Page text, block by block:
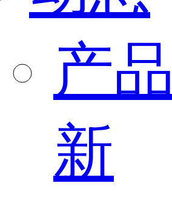
产
新